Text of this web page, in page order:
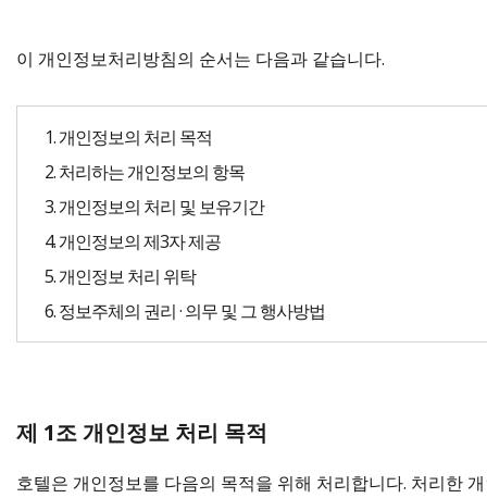
이 개인정보처리방침의 순서는 다음과 같습니다.
1. 개인정보의 처리 목적
2. 처리하는 개인정보의 항목
3. 개인정보의 처리 및 보유기간
4. 개인정보의 제3자 제공
5. 개인정보 처리 위탁
6. 정보주체의 권리 · 의무 및 그 행사방법
제 1조 개인정보 처리 목적
호텔은 개인정보를 다음의 목적을 위해 처리합니다. 처리한